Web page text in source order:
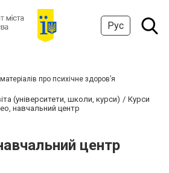
Рус
про психічне здоров’я
(університети, школи, курси)
Курси
навчальний центр
центр